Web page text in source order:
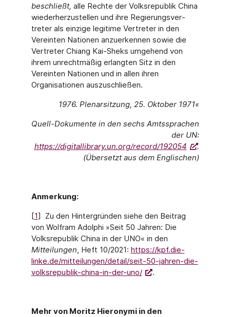
beschließt, alle Rechte der Volksrepublik China
wiederherzustellen und ihre Regierungsver­
treter als einzige legitime Vertreter in den
Vereinten Nationen anzuerkennen sowie die
Ver­treter Chiang Kai-Sheks umgehend von
ihrem unrechtmäßig erlangten Sitz in den
Verein­ten Nationen und in allen ihren
Organisationen auszuschließen.
1976. Plenarsitzung, 25. Oktober 1971«
Quell-Dokumente in den sechs Amtssprachen
der UN:
https://digitallibrary.un.org/record/192054
.
(Übersetzt aus dem Englischen)
Anmerkung:
[1] Zu den Hintergründen siehe den Beitrag
von Wolfram Adolphi »Seit 50 Jahren: Die
Volksrepublik China in der UNO« in den
Mitteilungen, Heft 10/2021: https://kpf.die-
linke.de/mitteilungen/detail/seit-50-jahren-die-
volksrepublik-china-in-der-uno/
.
Mehr von Moritz Hieronymi in den